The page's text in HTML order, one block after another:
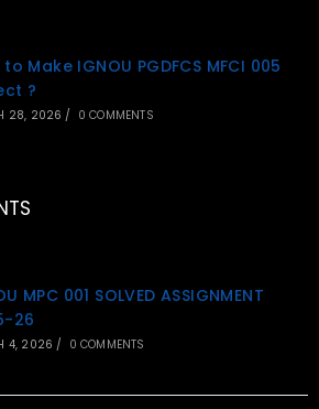
Make IGNOU PGDFCS MFCI 005
?
28, 2026 / 0 COMMENTS
MPC 001 SOLVED ASSIGNMENT
26
4, 2026 / 0 COMMENTS